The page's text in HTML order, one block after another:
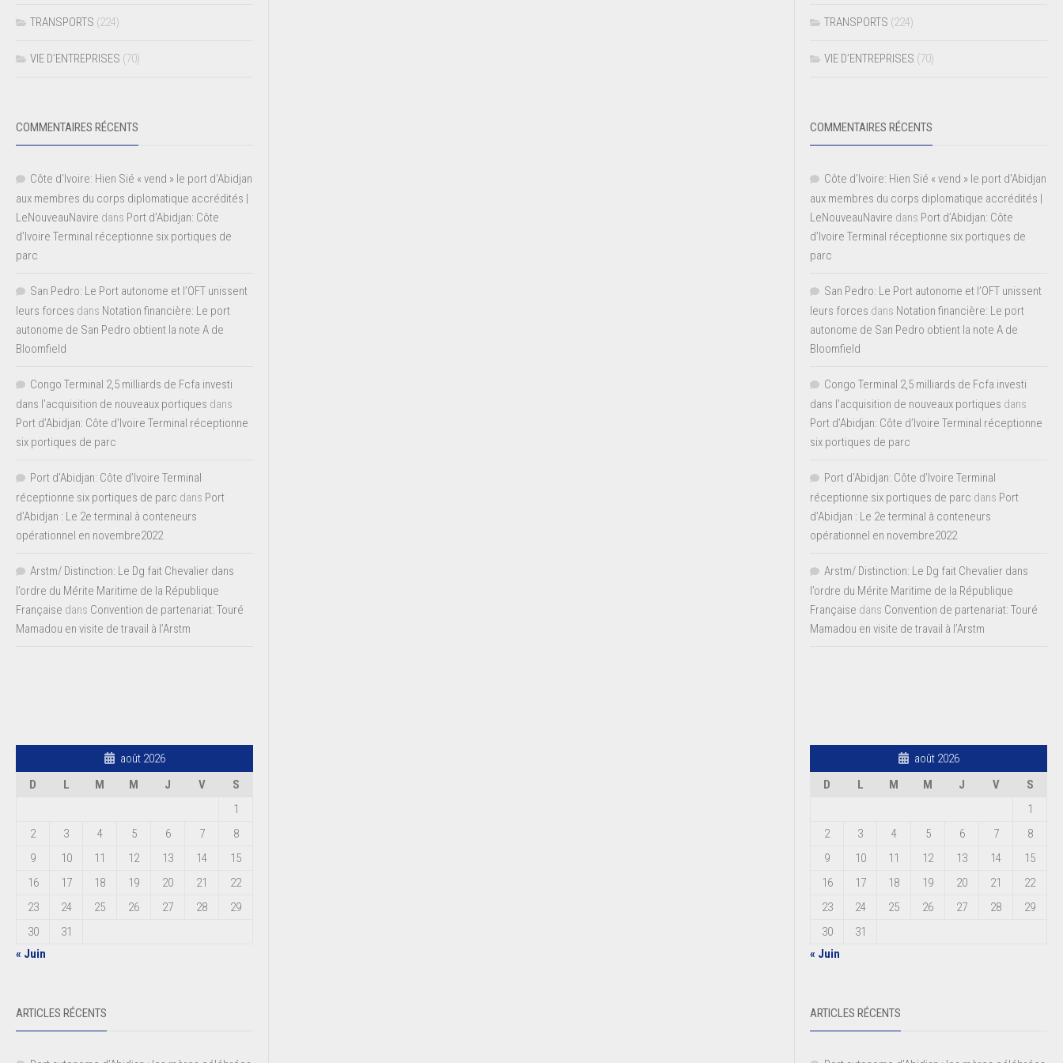
TRANSPORTS (224)
VIE D’ENTREPRISES (70)
COMMENTAIRES RÉCENTS
Côte d'Ivoire: Hien Sié « vend » le port d'Abidjan
aux membres du corps diplomatique accrédités |
LeNouveauNavire dans Port d’Abidjan: Côte
d’Ivoire Terminal réceptionne six portiques de
parc
San Pedro: Le Port autonome et l’OFT unissent
leurs forces dans Notation financière: Le port
autonome de San Pedro obtient la note A de
Bloomfield
Congo Terminal 2,5 milliards de Fcfa investi
dans l’acquisition de nouveaux portiques dans
Port d’Abidjan: Côte d’Ivoire Terminal réceptionne
six portiques de parc
Port d'Abidjan: Côte d’Ivoire Terminal
réceptionne six portiques de parc dans Port
d’Abidjan : Le 2e terminal à conteneurs
opérationnel en novembre2022
Arstm/ Distinction: Le Dg fait Chevalier dans
l’ordre du Mérite Maritime de la République
Française dans Convention de partenariat: Touré
Mamadou en visite de travail à l’Arstm
août 2026
D
L M M J V
S
1
2
3 4 5 6 7
8
9
10 11 12 13 14
15
16
17 18 19 20 21
22
23
24 25 26 27 28
29
30
31
« Juin
ARTICLES RÉCENTS
TRANSPORTS (224)
VIE D’ENTREPRISES (70)
COMMENTAIRES RÉCENTS
Côte d'Ivoire: Hien Sié « vend » le port d'Abidjan
aux membres du corps diplomatique accrédités |
LeNouveauNavire dans Port d’Abidjan: Côte
d’Ivoire Terminal réceptionne six portiques de
parc
San Pedro: Le Port autonome et l’OFT unissent
leurs forces dans Notation financière: Le port
autonome de San Pedro obtient la note A de
Bloomfield
Congo Terminal 2,5 milliards de Fcfa investi
dans l’acquisition de nouveaux portiques dans
Port d’Abidjan: Côte d’Ivoire Terminal réceptionne
six portiques de parc
Port d'Abidjan: Côte d’Ivoire Terminal
réceptionne six portiques de parc dans Port
d’Abidjan : Le 2e terminal à conteneurs
opérationnel en novembre2022
Arstm/ Distinction: Le Dg fait Chevalier dans
l’ordre du Mérite Maritime de la République
Française dans Convention de partenariat: Touré
Mamadou en visite de travail à l’Arstm
août 2026
D
L M M J V
S
1
2
3 4 5 6 7
8
9
10 11 12 13 14
15
16
17 18 19 20 21
22
23
24 25 26 27 28
29
30
31
« Juin
ARTICLES RÉCENTS